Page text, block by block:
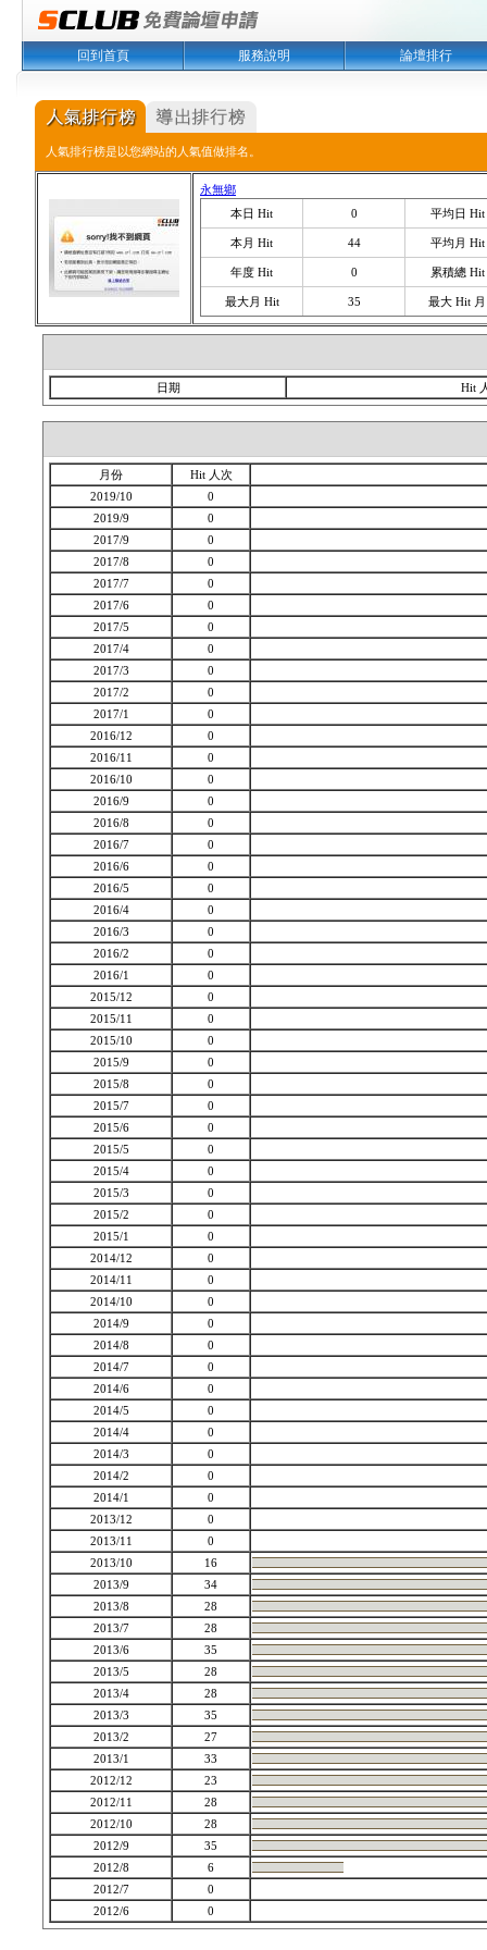
回到首頁 服務說明 論壇排行
人氣排行榜是以您網站的人氣值做排名。
永無鄉
本日 Hit
0 平均日 Hit
本月 Hit 44 平均月 Hit
年度 Hit 0 累積總 Hit
最大月 Hit 35 最大 Hit 月
日期 Hit
月份
Hit 人次
2019/10
0
2019/9
0
2017/9
0
2017/8
0
2017/7
0
2017/6
0
2017/5
0
2017/4
0
2017/3
0
2017/2
0
2017/1
0
2016/12
0
2016/11
0
2016/10
0
2016/9
0
2016/8
0
2016/7
0
2016/6
0
2016/5
0
2016/4
0
2016/3
0
2016/2
0
2016/1
0
2015/12
0
2015/11
0
2015/10
0
2015/9
0
2015/8
0
2015/7
0
2015/6
0
2015/5
0
2015/4
0
2015/3
0
2015/2
0
2015/1
0
2014/12
0
2014/11
0
2014/10
0
2014/9
0
2014/8
0
2014/7
0
2014/6
0
2014/5
0
2014/4
0
2014/3
0
2014/2
0
2014/1
0
2013/12
0
2013/11
0
2013/10
16
2013/9
34
2013/8
28
2013/7
28
2013/6
35
2013/5
28
2013/4
28
2013/3
35
2013/2
27
2013/1
33
2012/12
23
2012/11
28
2012/10
28
2012/9
35
2012/8
6
2012/7
0
2012/6
0